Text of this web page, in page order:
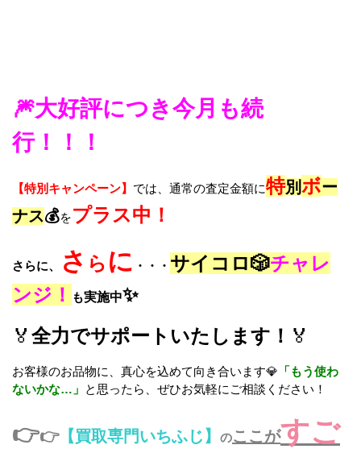
🎆大好評につき今月も続
行！！！
【特別キャンペーン】 では、通常の査定金額に特別ボー
ナス💰をプラス中！
さらに、 さ ら に ・・・ サイコロ🎲チャレ
ンジ！
も実施中✨
🏅 全力でサポートいたします！ 🏅
お客様のお品物に、真心を込めて向き合います💎 「もう使わ
ないかな…」 と思ったら、ぜひお気軽にご相談ください！
👉👉【買取専門いちふじ】 のここがすご